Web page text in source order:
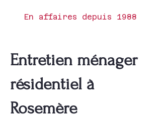
En affaires depuis 1988
Entretien ménager
résidentiel à
Rosemère